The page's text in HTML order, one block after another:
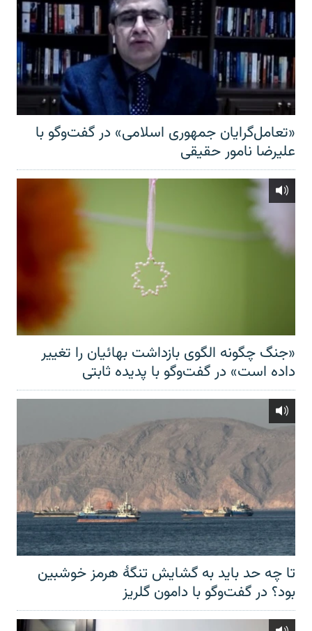
«تعامل‌گرایان جمهوری اسلامی» در گفت‌وگو با
علیرضا نامور حقیقی
«جنگ چگونه الگوی بازداشت بهائیان را تغییر
داده است» در گفت‌وگو با پدیده ثابتی
تا چه حد باید به گشایش تنگهٔ هرمز خوشبین
بود؟ در گفت‌وگو با دامون گلریز